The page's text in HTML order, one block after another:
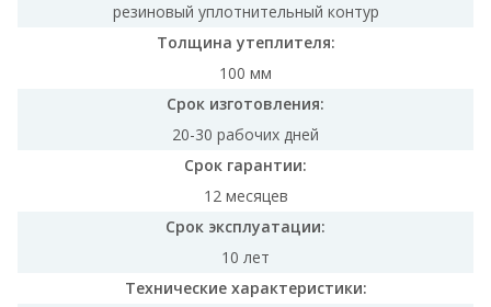
резиновый уплотнительный контур
Толщина утеплителя:
100 мм
Срок изготовления:
20-30 рабочих дней
Срок гарантии:
12 месяцев
Срок эксплуатации:
10 лет
Технические характеристики: